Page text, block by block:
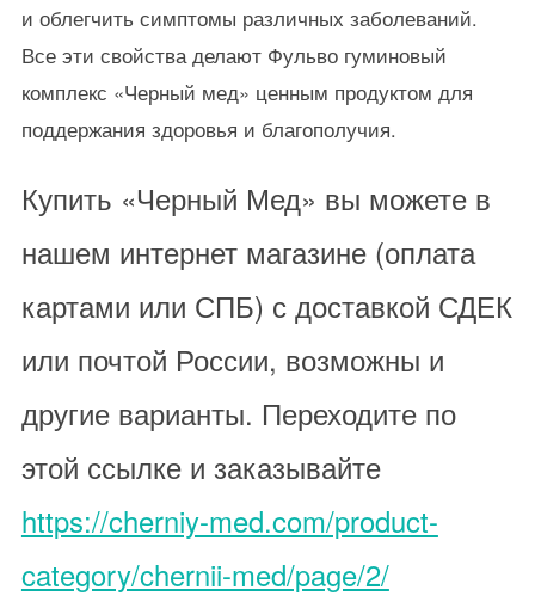
и облегчить симптомы различных заболеваний.
Все эти свойства делают Фульво гуминовый
комплекс «Черный мед» ценным продуктом для
поддержания здоровья и благополучия.
Купить «Черный Мед» вы можете в
нашем интернет магазине (оплата
картами или СПБ) с доставкой СДЕК
или почтой России, возможны и
другие варианты. Переходите по
этой ссылке и заказывайте
https://cherniy-med.com/product-
category/chernii-med/page/2/